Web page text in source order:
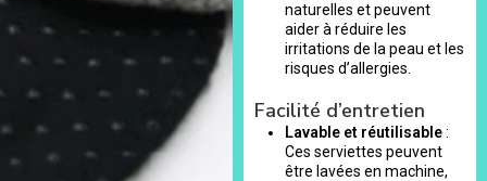
naturelles et peuvent
aider à réduire les
irritations de la peau et les
risques d’allergies.
Facilité d’entretien
Lavable et réutilisable:
Ces serviettes peuvent
être lavées en machine,